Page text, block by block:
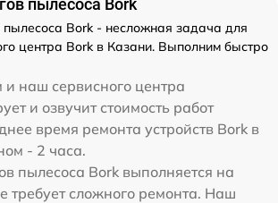
пылесоса Bork
Bork - несложная задача для
центра Bork в Казани. Выполним быстро
и наш сервисного центра
и озвучит стоимость работ
время ремонта устройств Bork в
- 2 часа.
пылесоса Bork выполняется на
требует сложного ремонта. Наш